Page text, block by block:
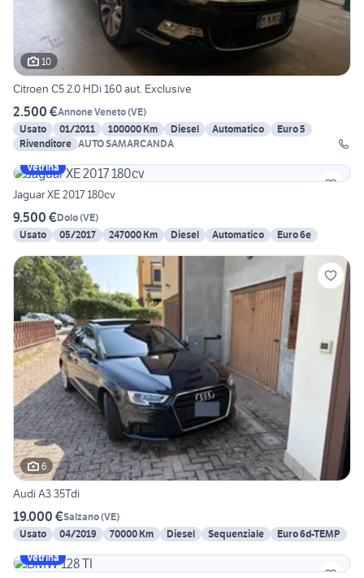
10
Citroen C5 2.0 HDi 160 aut. Exclusive
2.500 €Annone Veneto(VE)
Usato
01/2011 100000 Km Diesel Automatico
Euro 5
Rivenditore AUTO SAMARCANDA
Vetrina
Jaguar XE 2017 180cv
9.500 €Dolo(VE)
Usato
05/2017 247000 Km Diesel Automatico Euro 6e
6
Audi A3 35Tdi
19.000 €Salzano(VE)
Usato
04/2019 70000 Km Diesel Sequenziale
Euro 6d-TEMP
Vetrina